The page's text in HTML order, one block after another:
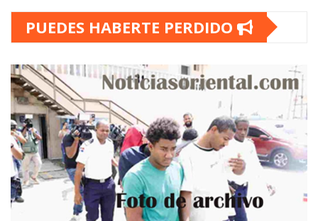
PUEDES HABERTE PERDIDO